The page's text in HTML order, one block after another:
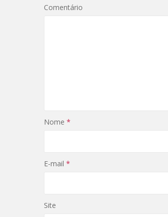
Comentário
Nome *
E-mail *
Site